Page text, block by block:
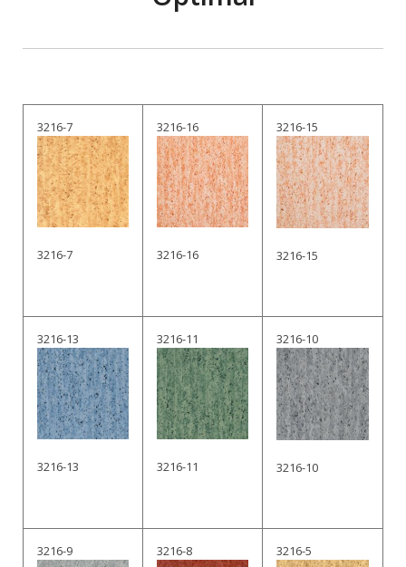
3216-7
3216-7
3216-16
3216-16
3216-15
3216-15
3216-13
3216-13
3216-11
3216-11
3216-10
3216-10
3216-9 3216-8 3216-5